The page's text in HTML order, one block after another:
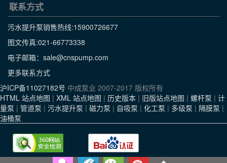
联系方式
污水提升泵销售热线:15900726677
图文传真:021-66773338
电子邮箱：sale@cnspump.com
更多联系方式
沪ICP备11027182号 中成泵业 2007-2017 版权所有
HTML 站点地图 | XML 站点地图 | 历史版本 | 旧版站点地图 | 螺杆泵 | 计
量泵 | 管道泵 | 污水提升泵 | 磁力泵 | 自吸泵 | 化工泵 | 多级泵 | 隔膜泵 |
油桶泵